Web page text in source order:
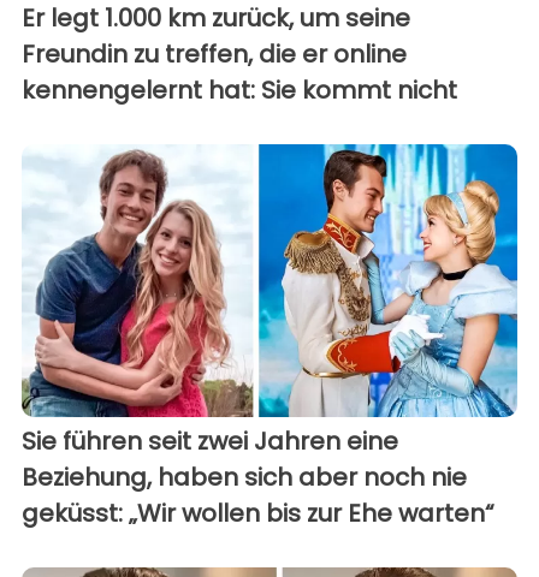
Er legt 1.000 km zurück, um seine
Freundin zu treffen, die er online
kennengelernt hat: Sie kommt nicht
Sie führen seit zwei Jahren eine
Beziehung, haben sich aber noch nie
geküsst: „Wir wollen bis zur Ehe warten“